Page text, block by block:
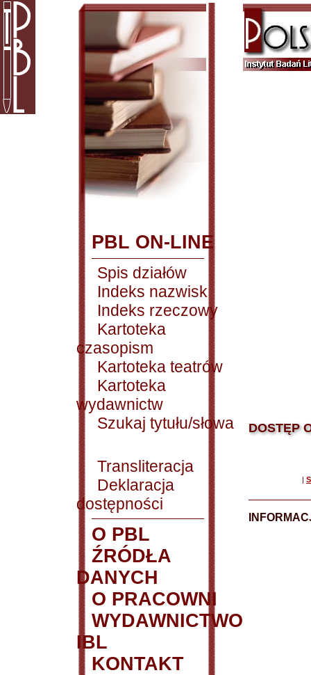
PBL ON-LINE
Spis działów
Indeks nazwisk
Indeks rzeczowy
Kartoteka
czasopism
Kartoteka teatrów
Kartoteka
wydawnictw
Szukaj tytułu/słowa
Transliteracja
Deklaracja
dostępności
O PBL
ŹRÓDŁA
DANYCH
O PRACOWNI
WYDAWNICTWO
IBL
KONTAKT
DOSTĘP
|